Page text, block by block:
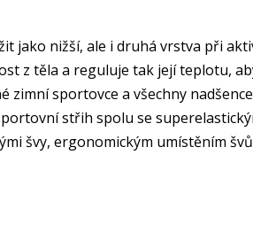
jako nižší, ale i druhá vrstva při
z těla a reguluje tak její teplotu,
sportovce a všechny
střih spolu se
švy, ergonomickým umístěním